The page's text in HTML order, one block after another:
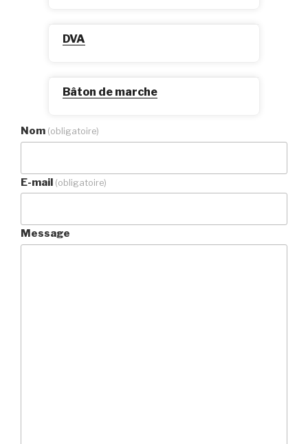
DVA
Bâton de marche
Nom (obligatoire)
E-mail (obligatoire)
Message